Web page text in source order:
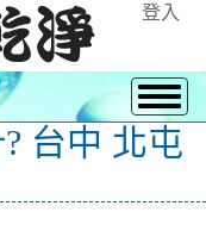
登入
台中 北屯